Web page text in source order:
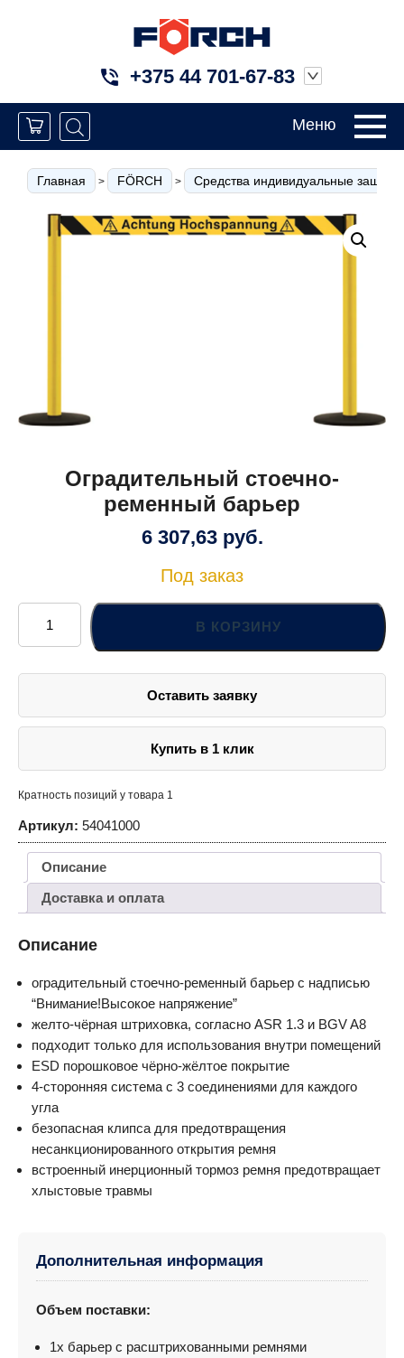
+375 44 701-67-83
Меню
Главная > FÖRCH > Средства индивидуальные защиты
Оградительный стоечно-
ременный барьер
6 307,63 руб.
Под заказ
Количество
товара
Оградительный
стоечно-
барьер
В КОРЗИНУ
Оставить заявку
Купить в 1 клик
Кратность позиций у товара 1
Артикул: 54041000
Описание
Доставка и оплата
Описание
оградительный стоечно-ременный барьер с надписью
“Внимание!Высокое напряжение”
желто-чёрная штриховка, согласно ASR 1.3 и BGV A8
подходит только для использования внутри помещений
ESD порошковое чёрно-жёлтое покрытие
4-сторонняя система с 3 соединениями для каждого
угла
безопасная клипса для предотвращения
несанкционированного открытия ремня
встроенный инерционный тормоз ремня предотвращает
хлыстовые травмы
Дополнительная информация
Объем поставки:
1x барьер с расштрихованными ремнями